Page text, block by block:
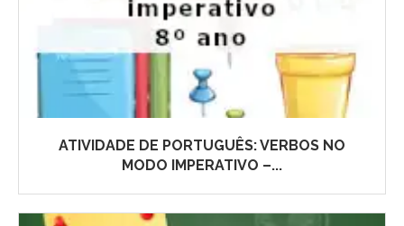
ATIVIDADE DE PORTUGUÊS: VERBOS NO
MODO IMPERATIVO –...